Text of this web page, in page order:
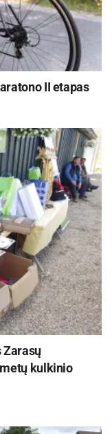
II etapas
Zarasų
kulkinio